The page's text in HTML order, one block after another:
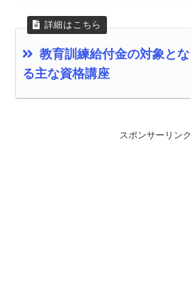
教育訓練給付金の対象とな
る主な資格講座
スポンサーリンク